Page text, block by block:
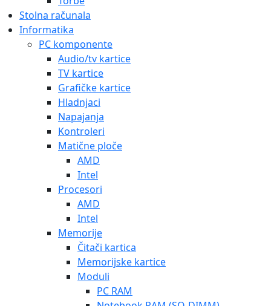
Stolna računala
Informatika
PC komponente
Audio/tv kartice
TV kartice
Grafičke kartice
Hladnjaci
Napajanja
Kontroleri
Matične ploče
AMD
Intel
Procesori
AMD
Intel
Memorije
Čitači kartica
Memorijske kartice
Moduli
PC RAM